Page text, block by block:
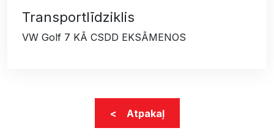
Transportlīdziklis
VW Golf 7 KĀ CSDD EKSĀMENOS
< Atpakaļ